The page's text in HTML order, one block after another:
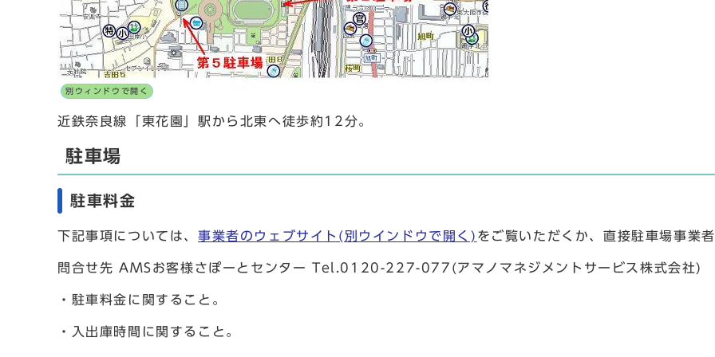
別ウィンドウで開く
近鉄奈良線「東花園」駅から北東へ徒歩約12分。
駐車場
駐車料金
下記事項については、 事業者のウェブサイト(別ウインドウで開く) をご覧いただくか、直接駐車場事業
問合せ先 AMSお客様さぽーとセンター Tel.0120-227-077(アマノマネジメントサービス株式会社)
・駐車料金に関すること。
・入出庫時間に関すること。